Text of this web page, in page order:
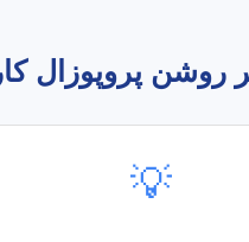
روشن پروپوزال
💡